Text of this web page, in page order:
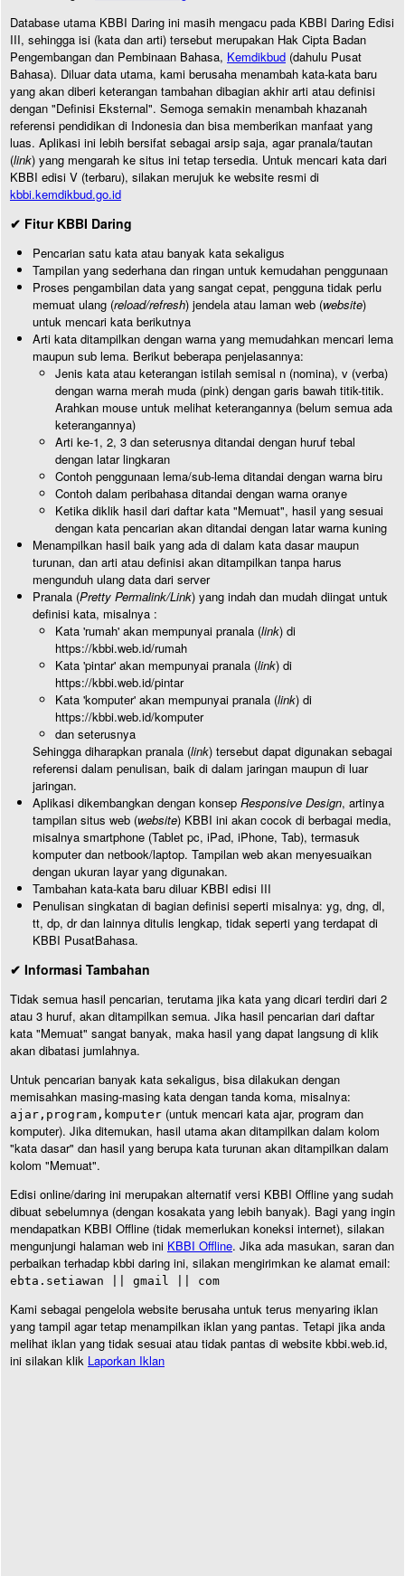
Database utama KBBI Daring ini masih mengacu pada KBBI Daring Edisi
III, sehingga isi (kata dan arti) tersebut merupakan Hak Cipta Badan
Pengembangan dan Pembinaan Bahasa, Kemdikbud (dahulu Pusat
Bahasa). Diluar data utama, kami berusaha menambah kata-kata baru
yang akan diberi keterangan tambahan dibagian akhir arti atau definisi
dengan "Definisi Eksternal". Semoga semakin menambah khazanah
referensi pendidikan di Indonesia dan bisa memberikan manfaat yang
luas. Aplikasi ini lebih bersifat sebagai arsip saja, agar pranala/tautan
(link) yang mengarah ke situs ini tetap tersedia. Untuk mencari kata dari
KBBI edisi V (terbaru), silakan merujuk ke website resmi di
kbbi.kemdikbud.go.id
✔ Fitur KBBI Daring
Pencarian satu kata atau banyak kata sekaligus
Tampilan yang sederhana dan ringan untuk kemudahan penggunaan
Proses pengambilan data yang sangat cepat, pengguna tidak perlu
memuat ulang (reload/refresh) jendela atau laman web (website)
untuk mencari kata berikutnya
Arti kata ditampilkan dengan warna yang memudahkan mencari lema
maupun sub lema. Berikut beberapa penjelasannya:
Jenis kata atau keterangan istilah semisal n (nomina), v (verba)
dengan warna merah muda (pink) dengan garis bawah titik-titik.
Arahkan mouse untuk melihat keterangannya (belum semua ada
keterangannya)
Arti ke-1, 2, 3 dan seterusnya ditandai dengan huruf tebal
dengan latar lingkaran
Contoh penggunaan lema/sub-lema ditandai dengan warna biru
Contoh dalam peribahasa ditandai dengan warna oranye
Ketika diklik hasil dari daftar kata "Memuat", hasil yang sesuai
dengan kata pencarian akan ditandai dengan latar warna kuning
Menampilkan hasil baik yang ada di dalam kata dasar maupun
turunan, dan arti atau definisi akan ditampilkan tanpa harus
mengunduh ulang data dari server
Pranala (Pretty Permalink/Link) yang indah dan mudah diingat untuk
definisi kata, misalnya :
Kata 'rumah' akan mempunyai pranala (link) di
https://kbbi.web.id/rumah
Kata 'pintar' akan mempunyai pranala (link) di
https://kbbi.web.id/pintar
Kata 'komputer' akan mempunyai pranala (link) di
https://kbbi.web.id/komputer
dan seterusnya
Sehingga diharapkan pranala (link) tersebut dapat digunakan sebagai
referensi dalam penulisan, baik di dalam jaringan maupun di luar
jaringan.
Aplikasi dikembangkan dengan konsep Responsive Design, artinya
tampilan situs web (website) KBBI ini akan cocok di berbagai media,
misalnya smartphone (Tablet pc, iPad, iPhone, Tab), termasuk
komputer dan netbook/laptop. Tampilan web akan menyesuaikan
dengan ukuran layar yang digunakan.
Tambahan kata-kata baru diluar KBBI edisi III
Penulisan singkatan di bagian definisi seperti misalnya: yg, dng, dl,
tt, dp, dr dan lainnya ditulis lengkap, tidak seperti yang terdapat di
KBBI PusatBahasa.
✔ Informasi Tambahan
Tidak semua hasil pencarian, terutama jika kata yang dicari terdiri dari 2
atau 3 huruf, akan ditampilkan semua. Jika hasil pencarian dari daftar
kata "Memuat" sangat banyak, maka hasil yang dapat langsung di klik
akan dibatasi jumlahnya.
Untuk pencarian banyak kata sekaligus, bisa dilakukan dengan
memisahkan masing-masing kata dengan tanda koma, misalnya:
ajar,program,komputer (untuk mencari kata ajar, program dan
komputer). Jika ditemukan, hasil utama akan ditampilkan dalam kolom
"kata dasar" dan hasil yang berupa kata turunan akan ditampilkan dalam
kolom "Memuat".
Edisi online/daring ini merupakan alternatif versi KBBI Offline yang sudah
dibuat sebelumnya (dengan kosakata yang lebih banyak). Bagi yang ingin
mendapatkan KBBI Offline (tidak memerlukan koneksi internet), silakan
mengunjungi halaman web ini KBBI Offline. Jika ada masukan, saran dan
perbaikan terhadap kbbi daring ini, silakan mengirimkan ke alamat email:
ebta.setiawan || gmail || com
Kami sebagai pengelola website berusaha untuk terus menyaring iklan
yang tampil agar tetap menampilkan iklan yang pantas. Tetapi jika anda
melihat iklan yang tidak sesuai atau tidak pantas di website kbbi.web.id,
ini silakan klik Laporkan Iklan